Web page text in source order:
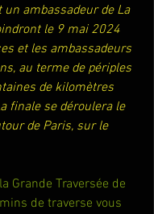
un ambassadeur de La
le 9 mai 2024
et les ambassadeurs
au terme de périples
de kilomètres
finale se déroulera le
de Paris, sur le
Grande Traversée de
de traverse vous